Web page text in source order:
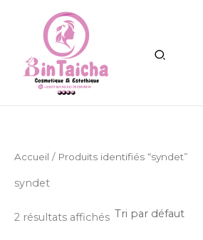
Accueil / Produits identifiés “syndet”
syndet
2 résultats affichés